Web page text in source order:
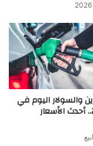
والسولار اليوم في
مصر 2026.. أحدث الأسعار